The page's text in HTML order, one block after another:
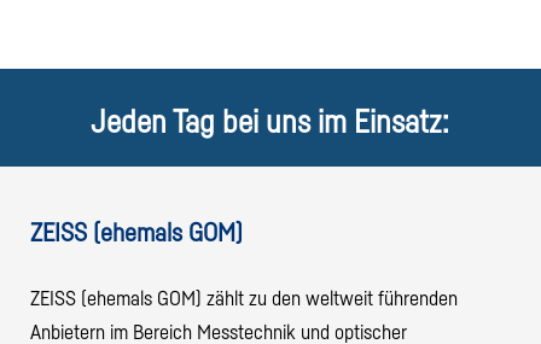
Jeden Tag bei uns im Einsatz:
ZEISS (ehemals GOM)
ZEISS (ehemals GOM) zählt zu den weltweit führenden
Anbietern im Bereich Messtechnik und optischer